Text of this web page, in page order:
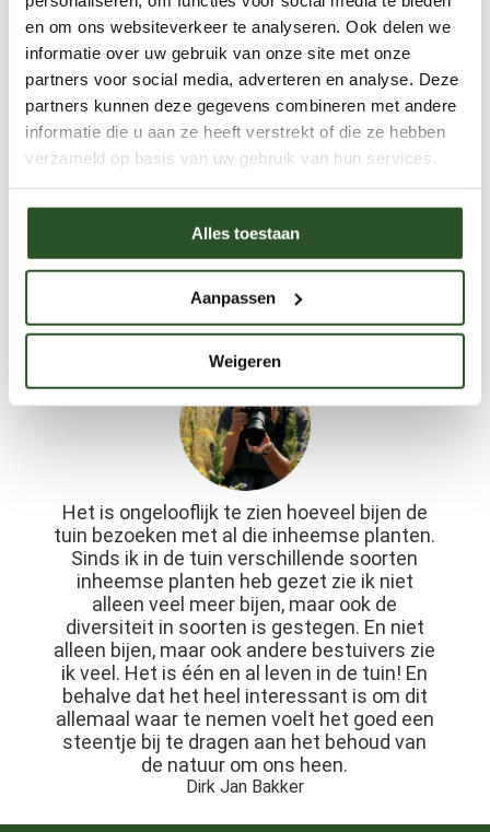
en om ons websiteverkeer te analyseren. Ook delen we
informatie over uw gebruik van onze site met onze
partners voor social media, adverteren en analyse. Deze
partners kunnen deze gegevens combineren met andere
informatie die u aan ze heeft verstrekt of die ze hebben
verzameld op basis van uw gebruik van hun services.
Alles toestaan
Aanpassen
Weigeren
Bestel
Twijfel je nog? Schrijf je dan in voor de
informatie Webinars
Schrijf je snel in
vol=vol
Het is ongelooflijk te zien hoeveel bijen de
tuin bezoeken met al die inheemse planten.
Sinds ik in de tuin verschillende soorten
inheemse planten heb gezet zie ik niet
alleen veel meer bijen, maar ook de
diversiteit in soorten is gestegen. En niet
alleen bijen, maar ook andere bestuivers zie
ik veel. Het is één en al leven in de tuin! En
behalve dat het heel interessant is om dit
allemaal waar te nemen voelt het goed een
steentje bij te dragen aan het behoud van
de natuur om ons heen.
Dirk Jan Bakker